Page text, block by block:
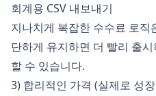
회계용 CSV 내보내기
지나치게 복잡한 수수료 로
단하게 유지하면 더 빨리 출
할 수 있습니다.
3) 합리적인 가격 (실제로 성